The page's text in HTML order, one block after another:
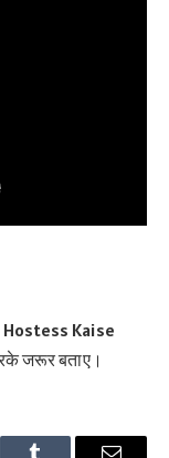
Hostess Kaise
जरूर बताए।